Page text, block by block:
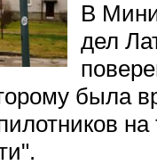
В
дел
была